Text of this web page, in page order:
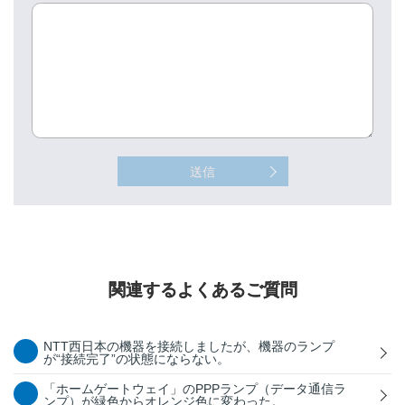
送信
関連するよくあるご質問
NTT西日本の機器を接続しましたが、機器のランプ
が“接続完了”の状態にならない。
「ホームゲートウェイ」のPPPランプ（データ通信ラ
ンプ）が緑色からオレンジ色に変わった。